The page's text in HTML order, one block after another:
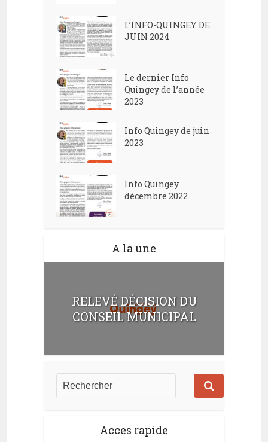
L’INFO-QUINGEY DE
JUIN 2024
Le dernier Info
Quingey de l’année
2023
Info Quingey de juin
2023
Info Quingey
décembre 2022
A la une
RELEVÉ DÉCISION DU
CONSEIL MUNICIPAL
Acces rapide